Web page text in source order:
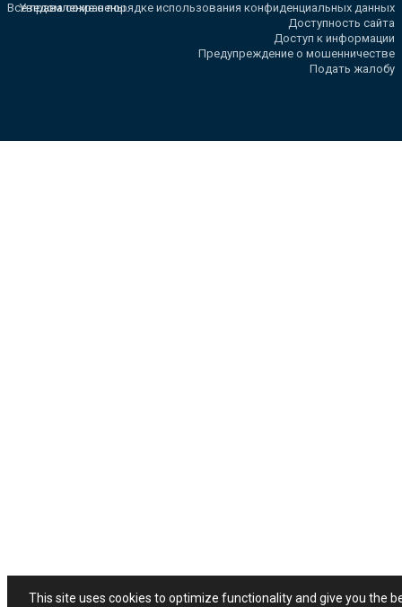
Все права сохранены.
Уведомление о порядке использования конфиденциальных данных
Доступность сайта
Доступ к информации
Предупреждение о мошенничестве
Подать жалобу
This site uses cookies to optimize functionality and give you the